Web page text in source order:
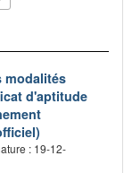
modalités
d'aptitude
: 19-12-